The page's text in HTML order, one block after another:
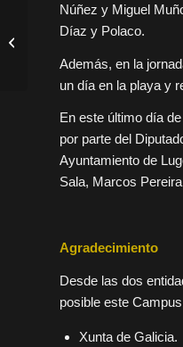
Núñez y Miguel
Díaz y Polaco.
Además, en la
un día en la playa y
En este último día
por parte del
Ayuntamiento de
Sala, Marcos
Agradecimiento
Desde las dos
posible este
Xunta de Galicia.
ACASTI también se
suma como empresa
proyecto de Lugo Sala